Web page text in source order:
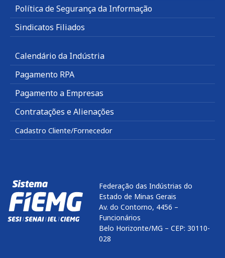
Política de Segurança da Informação
Sindicatos Filiados
Calendário da Indústria
Pagamento RPA
Pagamento a Empresas
Contratações e Alienações
Cadastro Cliente/Fornecedor
Federação das Indústrias do
Estado de Minas Gerais
Av. do Contorno, 4456 –
Funcionários
Belo Horizonte/MG – CEP: 30110-
028